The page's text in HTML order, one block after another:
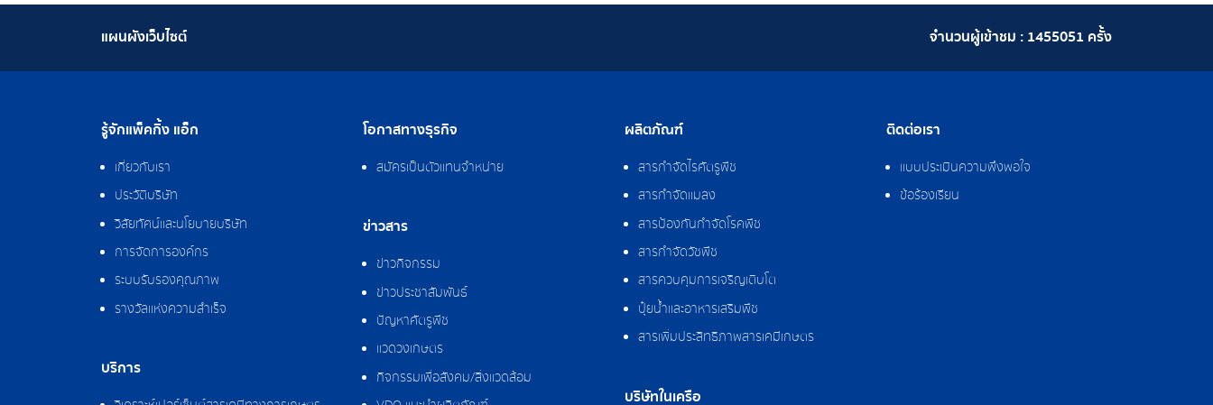
จำนวนผู้เข้าชม : 1455051 ครั้ง
แผนผังเว็บไซต์
รู้จักแพ็คกิ้ง แอ็ก
เกี่ยวกับเรา
ประวัติบริษัท
วิสัยทัศน์และนโยบายบริษัท
การจัดการองค์กร
ระบบรับรองคุณภาพ
รางวัลแห่งความสำเร็จ
บริการ
โอกาสทางธุรกิจ
สมัครเป็นตัวแทนจำหน่าย
ข่าวสาร
ข่าวกิจกรรม
ข่าวประชาสัมพันธ์
ปัญหาศัตรูพืช
แวดวงเกษตร
กิจกรรมเพื่อสังคม/สิ่งแวดล้อม
ผลิตภัณฑ์
สารกำจัดไรศัตรูพืช
สารกำจัดแมลง
สารป้องกันกำจัดโรคพืช
สารกำจัดวัชพืช
สารควบคุมการเจริญเติบโต
ปุ๋ยน้ำและอาหารเสริมพืช
สารเพิ่มประสิทธิภาพสารเคมีเกษตร
บริษัทในเครือ
ติดต่อเรา
แบบประเมินความพึงพอใจ
ข้อร้องเรียน